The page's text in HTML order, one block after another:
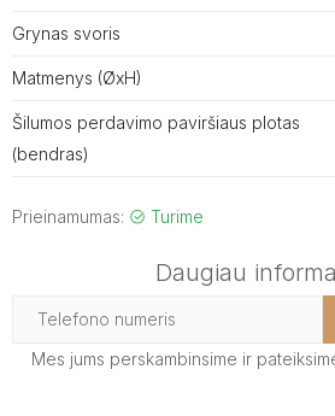
Grynas svoris
Matmenys (ØxH)
Šilumos perdavimo paviršiaus plotas
(bendras)
Prieinamumas: Turime
Daugiau
Mes jums perskambinsime ir